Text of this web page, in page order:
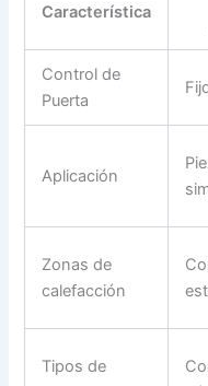
Característica
Control de
Puerta
Aplicación
Zonas de
calefacción
Tipos de